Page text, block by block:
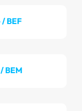
BEF
BEM